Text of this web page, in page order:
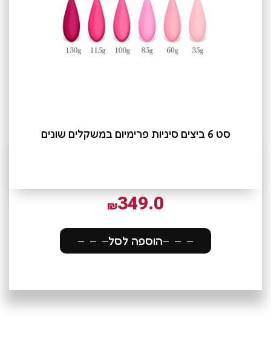
סט 6 ביצים סיניות פרימיום במשקלים שונים
₪349.0
הוספה לסל